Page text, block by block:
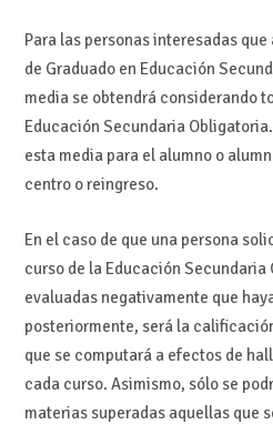
Para las personas interesadas
de Graduado en Educación
media se obtendrá considerando
Educación Secundaria
esta media para el alumno o
centro o reingreso.
En el caso de que una persona
curso de la Educación
evaluadas negativamente que
posteriormente, será la
que se computará a efectos de
cada curso. Asimismo, sólo se
materias superadas aquellas que